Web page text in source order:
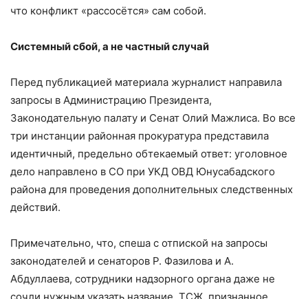
что конфликт «рассосётся» сам собой.
Системный сбой, а не частный случай
Перед публикацией материала журналист направила
запросы в Администрацию Президента,
Законодательную палату и Сенат Олий Мажлиса. Во все
три инстанции районная прокуратура представила
идентичный, предельно обтекаемый ответ: уголовное
дело направлено в СО при УКД ОВД Юнусабадского
района для проведения дополнительных следственных
действий.
Примечательно, что, спеша с отпиской на запросы
законодателей и сенаторов Р. Фазилова и А.
Абдуллаева, сотрудники надзорного органа даже не